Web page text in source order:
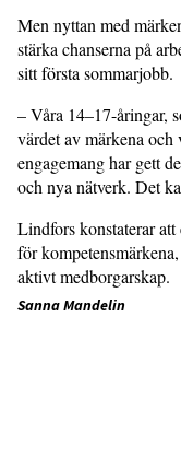
Men nyttan med
stärka chanserna på
sitt första sommarjobb.
– Våra 14–17-åringar,
värdet av märkena och
engagemang har gett
och nya nätverk. Det
Lindfors konstaterar
för
aktivt medborgarskap.
Sanna Mandelin